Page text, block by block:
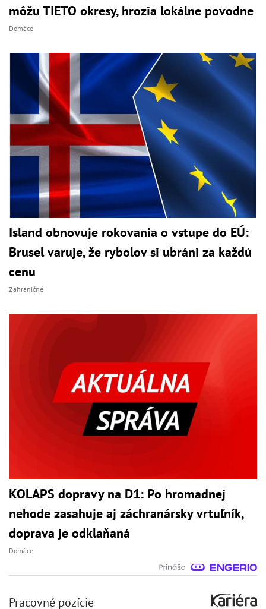
môžu TIETO okresy, hrozia lokálne povodne
Domáce
Island obnovuje rokovania o vstupe do EÚ:
Brusel varuje, že rybolov si ubráni za každú
cenu
Zahraničné
KOLAPS dopravy na D1: Po hromadnej
nehode zasahuje aj záchranársky vrtuľník,
doprava je odklaňaná
Domáce
Pracovné pozície